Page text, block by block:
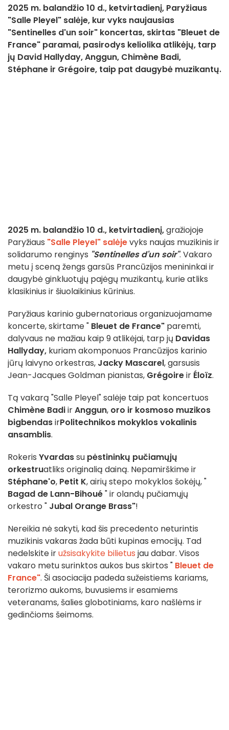
2025 m. balandžio 10 d., ketvirtadienį, Paryžiaus
"Salle Pleyel" salėje, kur vyks naujausias
"Sentinelles d'un soir" koncertas, skirtas "Bleuet de
France" paramai, pasirodys keliolika atlikėjų, tarp
jų David Hallyday, Anggun, Chimène Badi,
Stéphane ir Grégoire, taip pat daugybė muzikantų.
2025 m. balandžio 10 d., ketvirtadienį,gražiojoje
Paryžiaus "Salle Pleyel" salėjevyks naujas muzikinis ir
solidarumo renginys "Sentinelles d'un soir". Vakaro
metu į sceną žengs garsūs Prancūzijos menininkai ir
daugybė ginkluotųjų pajėgų muzikantų, kurie atliks
klasikinius ir šiuolaikinius kūrinius.
Paryžiaus karinio gubernatoriaus organizuojamame
koncerte, skirtame " Bleuet de France" paremti,
dalyvaus ne mažiau kaip 9 atlikėjai, tarp jų Davidas
Hallyday, kuriam akomponuos Prancūzijos karinio
jūrų laivyno orkestras, Jacky Mascarel, garsusis
Jean-Jacques Goldman pianistas, Grégoireir Éloïz.
Tą vakarą "Salle Pleyel" salėje taip pat koncertuos
Chimène BadiirAnggun, oro ir kosmoso muzikos
bigbendasirPolitechnikos mokyklos vokalinis
ansamblis.
Rokeris Yvardassu pėstininkų pučiamųjų
orkestruatliks originalią dainą. Nepamirškime ir
Stéphane'o, Petit K, airių stepo mokyklos šokėjų, "
Bagad de Lann-Bihoué" ir olandų pučiamųjų
orkestro " Jubal Orange Brass"!
Nereikia nė sakyti, kad šis precedento neturintis
muzikinis vakaras žada būti kupinas emocijų. Tad
nedelskite iružsisakykite bilietus jau dabar. Visos
vakaro metu surinktos aukos bus skirtos " Bleuet de
France". Ši asociacija padeda sužeistiems kariams,
terorizmo aukoms, buvusiems ir esamiems
veteranams, šalies globotiniams, karo našlėms ir
gedinčioms šeimoms.